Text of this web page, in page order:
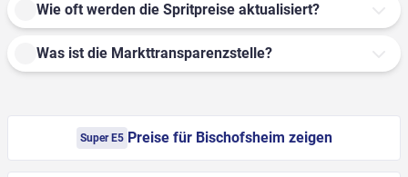
Wie oft werden die Spritpreise aktualisiert?
Was ist die Markttransparenzstelle?
Super E5 Preise für Bischofsheim zeigen